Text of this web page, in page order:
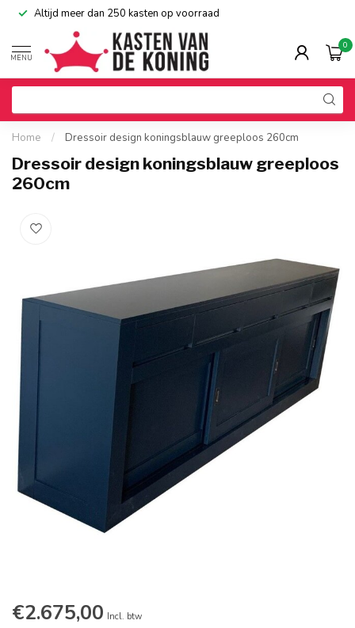
Altijd meer dan 250 kasten op voorraad
MENU
0
Home / Dressoir design koningsblauw greeploos 260cm
Dressoir design koningsblauw greeploos
260cm
€2.675,00 Incl. btw